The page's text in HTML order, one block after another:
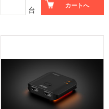
台 カートへ